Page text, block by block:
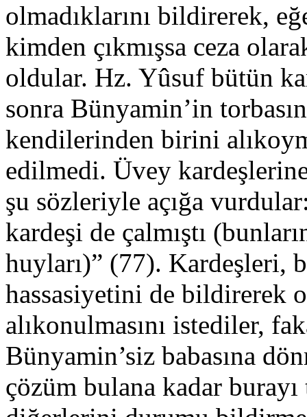
olmadıklarını bildirerek,
kimden çıkmışsa ceza
oldular. Hz. Yûsuf bütün
sonra Bünyamin’in
kendilerinden birini
edilmedi. Üvey
şu sözleriyle açığa
kardeşi de çalmıştı
huyları)” (77). Kardeşleri,
hassasiyetini de bildirerek
alıkonulmasını istediler,
Bünyamin’siz babasına
çözüm bulana kadar